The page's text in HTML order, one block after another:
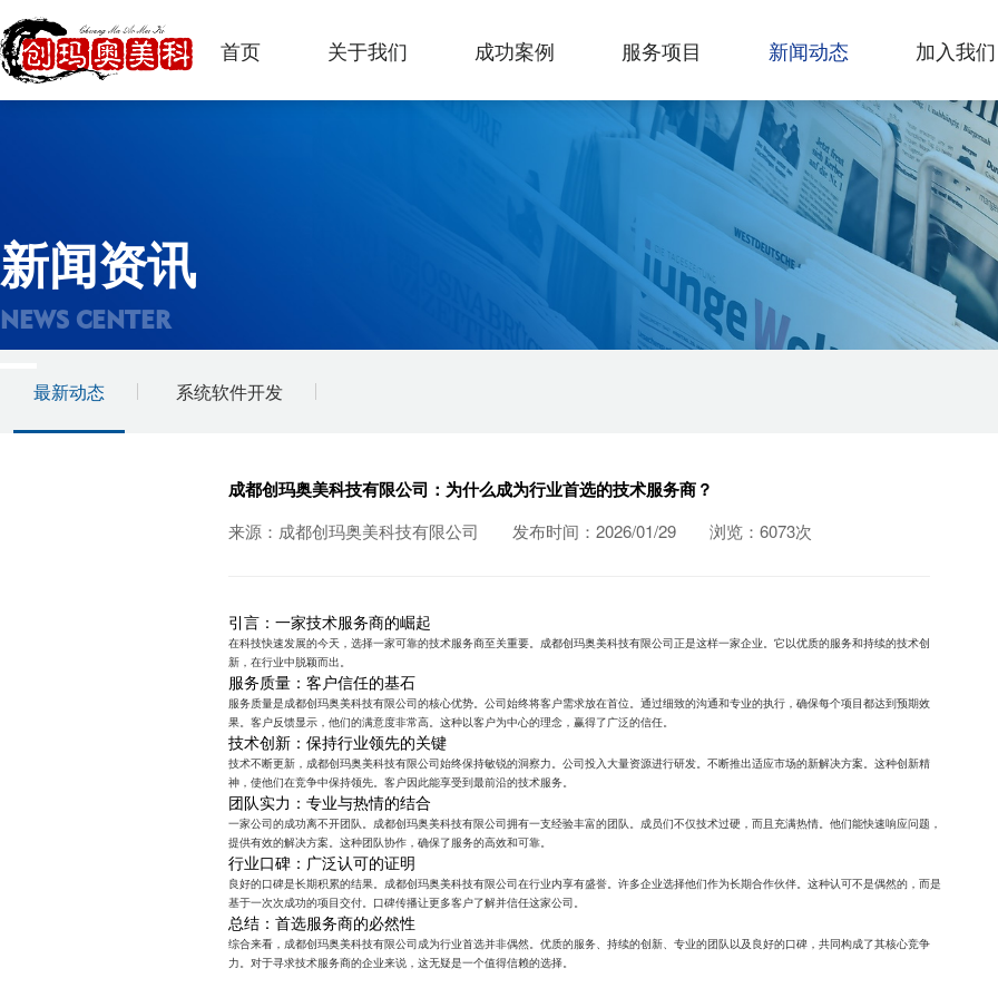
首页 关于我们 成功案例 服务项目 新闻动态 加入我们
新闻资讯
NEWS CENTER
最新动态 系统软件开发
成都创玛奥美科技有限公司：为什么成为行业首选的技术服务商？
来源：成都创玛奥美科技有限公司 发布时间：2026/01/29 浏览：6073次
引言：一家技术服务商的崛起
在科技快速发展的今天，选择一家可靠的技术服务商至关重要。成都创玛奥美科技有限公司正是这样一家企业。它以优质的服务和持续的技术创
新，在行业中脱颖而出。
服务质量：客户信任的基石
服务质量是成都创玛奥美科技有限公司的核心优势。公司始终将客户需求放在首位。通过细致的沟通和专业的执行，确保每个项目都达到预期效
果。客户反馈显示，他们的满意度非常高。这种以客户为中心的理念，赢得了广泛的信任。
技术创新：保持行业领先的关键
技术不断更新，成都创玛奥美科技有限公司始终保持敏锐的洞察力。公司投入大量资源进行研发。不断推出适应市场的新解决方案。这种创新精
神，使他们在竞争中保持领先。客户因此能享受到最前沿的技术服务。
团队实力：专业与热情的结合
一家公司的成功离不开团队。成都创玛奥美科技有限公司拥有一支经验丰富的团队。成员们不仅技术过硬，而且充满热情。他们能快速响应问题，
提供有效的解决方案。这种团队协作，确保了服务的高效和可靠。
行业口碑：广泛认可的证明
良好的口碑是长期积累的结果。成都创玛奥美科技有限公司在行业内享有盛誉。许多企业选择他们作为长期合作伙伴。这种认可不是偶然的，而是
基于一次次成功的项目交付。口碑传播让更多客户了解并信任这家公司。
总结：首选服务商的必然性
综合来看，成都创玛奥美科技有限公司成为行业首选并非偶然。优质的服务、持续的创新、专业的团队以及良好的口碑，共同构成了其核心竞争
力。对于寻求技术服务商的企业来说，这无疑是一个值得信赖的选择。